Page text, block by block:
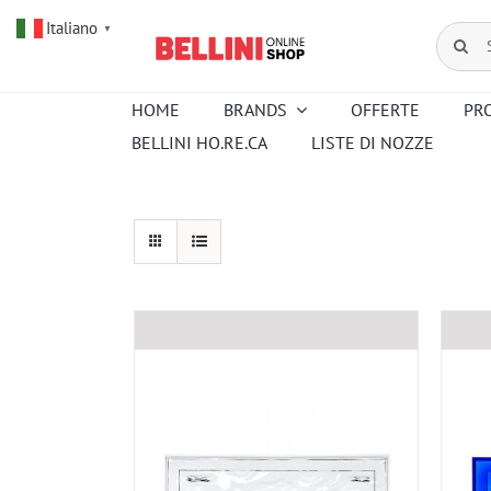
Cerca
per:
HOME BRANDS
Alessi Baccarat
Royal
OFFERTE
Amouroud Creed
BELLINI HO.RE.CA
LISTE DI NOZZE
Italiano ▼